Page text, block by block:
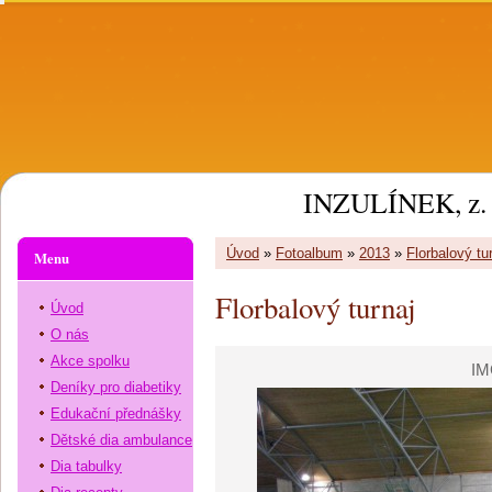
INZULÍNEK, z.
Úvod » Fotoalbum » 2013 » Florbalový
Florbalový turnaj
Menu
Úvod
O nás
Akce spolku
Deníky pro diabetiky
Edukační přednášky
Dětské dia ambulance
Dia tabulky